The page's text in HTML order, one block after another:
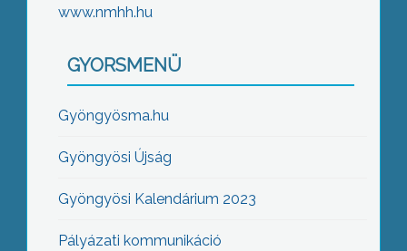
www.nmhh.hu
GYORSMENÜ
Gyöngyösma.hu
Gyöngyösi Újság
Gyöngyösi Kalendárium 2023
Pályázati kommunikáció